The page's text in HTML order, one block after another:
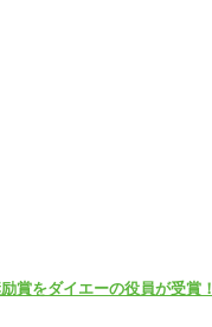
賞をダイエーの役員が受賞！